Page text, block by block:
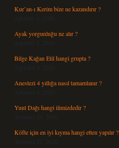
Kur’an-ı Kerim bize ne kazandırır ?
Ağustos 6, 2026
Ayak yorgunluğu ne alır ?
Ağustos 5, 2026
Bilge Kağan Etil hangi grupta ?
Ağustos 4, 2026
Anestezi 4 yıllığa nasıl tamamlanır ?
Ağustos 4, 2026
Yunt Dağı hangi ilimizdedir ?
Temmuz 29, 2026
Köfte için en iyi kıyma hangi etten yapılır ?
Temmuz 27, 2026